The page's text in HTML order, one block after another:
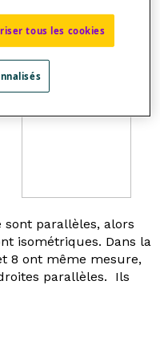
2 et 8 sont des
de même des
sont parallèles, alors
isométriques. Dans la
8 ont même mesure,
parallèles. Ils
tous les cookies